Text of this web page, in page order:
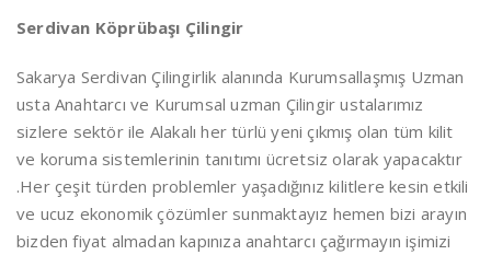
Serdivan Köprübaşı Çilingir
Sakarya Serdivan Çilingirlik alanında Kurumsallaşmış Uzman
usta Anahtarcı ve Kurumsal uzman Çilingir ustalarımız
sizlere sektör ile Alakalı her türlü yeni çıkmış olan tüm kilit
ve koruma sistemlerinin tanıtımı ücretsiz olarak yapacaktır
.Her çeşit türden problemler yaşadığınız kilitlere kesin etkili
ve ucuz ekonomik çözümler sunmaktayız hemen bizi arayın
bizden fiyat almadan kapınıza anahtarcı çağırmayın işimizi